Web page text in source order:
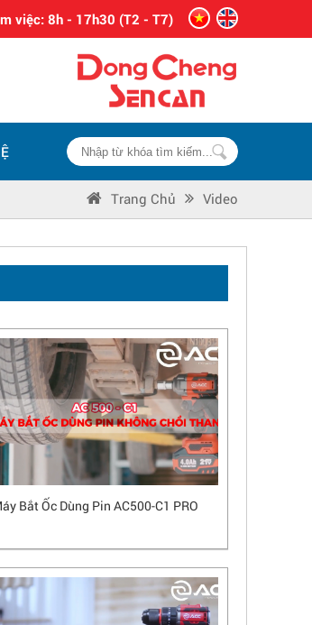
việc: 8h - 17h30 (T2 - T7)
Trang Chủ Video
Bắt Ốc Dùng Pin AC500-C1 PRO